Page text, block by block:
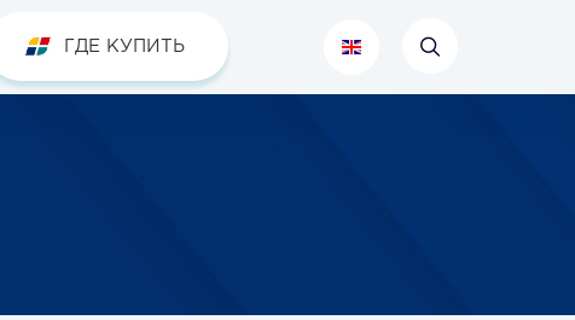
ГДЕ КУПИТЬ